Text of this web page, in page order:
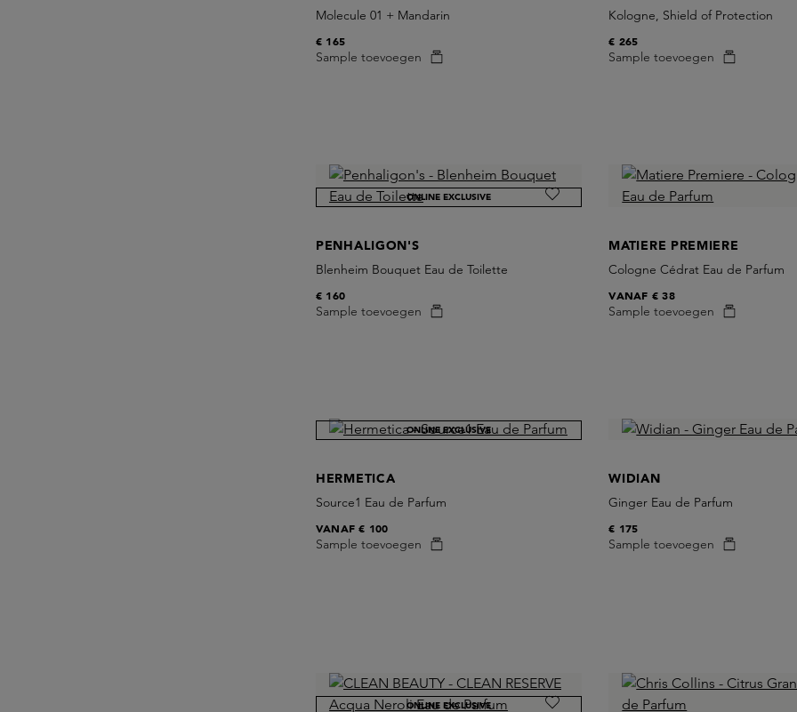
Molecule 01 + Mandarin
Sample toevoegen
€ 165
Kologne, Shield of Protection
Sample toevoegen
€ 265
ONLINE EXCLUSIVE
PENHALIGON'S
Blenheim Bouquet Eau de Toilette
Sample toevoegen
€ 160
MATIERE PREMIERE
Cologne Cédrat Eau de Parfum
Sample toevoegen
VANAF € 38
ONLINE EXCLUSIVE
HERMETICA
Source1 Eau de Parfum
Sample toevoegen
VANAF€ 100
WIDIAN
Ginger Eau de Parfum
Sample toevoegen
€ 175
ONLINE EXCLUSIVE